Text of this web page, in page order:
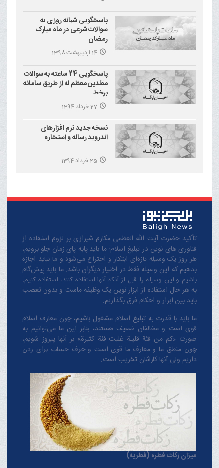
پاسخگویی شبانه روزی به
سوالات شرعی در ماه مبارک
رمضان
14 اردیبهشت 1398
پاسخگویی 24 ساعته به سوالات
مقلدین معظم له از طریق سامانه
برخط
27 خرداد 1394
نسخه جدید نرم افزارهای
اندروید رساله و استخاره
25 خرداد 1394
تأکید حضرت آیت الله العظمی مکارم شیرازی بر لزوم استفاده از
فناوری های نوین در تبلیغ اسلام: ما باید پابه پای زمان جلو برویم،
هر روز یک وسیله تازه‌ای ابتکار و اختراع می‌شود و ما نباید اجازه
بدهیم که این وسیله فقط در اختیار دیگران باشد. ما باید پیش‌گام
باشیم و این وسیله را قبل از آنکه آنها استفاده کنند، استفاده کنیم.
به هر حال استفاده از ابزار نوین یک وظیفه ماست و بدون تعصب
باید بین ابزار و احکام فرق بگذاریم.
ما باید با قدرت به تبلیغ اسلام مشغول باشیم، چون معارف اسلام
قوی است و مخالفان ضعیف هستند، بنابر این ما می‌توانیم به
صورت «کم من فئة قلیلة غلبت فئة کثیرة» بر آنها پیروز شویم،
چون منطق‌ ما و معارف ‌ما قوی است و حرف حساب برای زدن
داریم ولی آنها کارشان تخریب است.
میزان زکات فطره (فطریه)